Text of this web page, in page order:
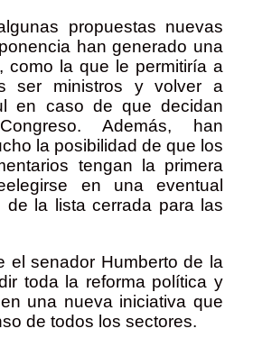
propuestas nuevas
han generado una
como la que le permitiría a
ser ministros y volver a
en caso de que decidan
Además, han
la posibilidad de que los
tengan la primera
en una eventual
de la lista cerrada para las
el senador Humberto de la
toda la reforma política y
una nueva iniciativa que
de todos los sectores.